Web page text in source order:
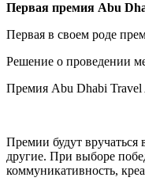
Первая премия Abu
Первая в своем роде
Решение о проведении
Премия Abu Dhabi Travel
Премии будут вручаться
другие. При выборе
коммуникативность,